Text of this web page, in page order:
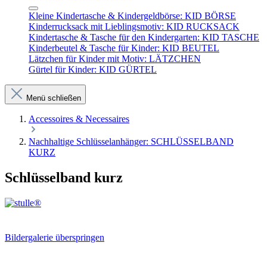
Kleine Kindertasche & Kindergeldbörse: KID BÖRSE
Kinderrucksack mit Lieblingsmotiv: KID RUCKSACK
Kindertasche & Tasche für den Kindergarten: KID TASCHE
Kinderbeutel & Tasche für Kinder: KID BEUTEL
Lätzchen für Kinder mit Motiv: LÄTZCHEN
Gürtel für Kinder: KID GÜRTEL
Menü schließen
Accessoires & Necessaires
Nachhaltige Schlüsselanhänger: SCHLÜSSELBAND
KURZ
Schlüsselband kurz
Bildergalerie überspringen